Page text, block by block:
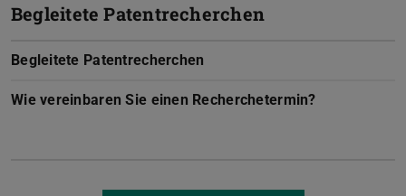
Begleitete Patentrecherchen
Begleitete Patentrecherchen
Wie vereinbaren Sie einen Recherchetermin?